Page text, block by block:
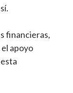
financieras,
apoyo